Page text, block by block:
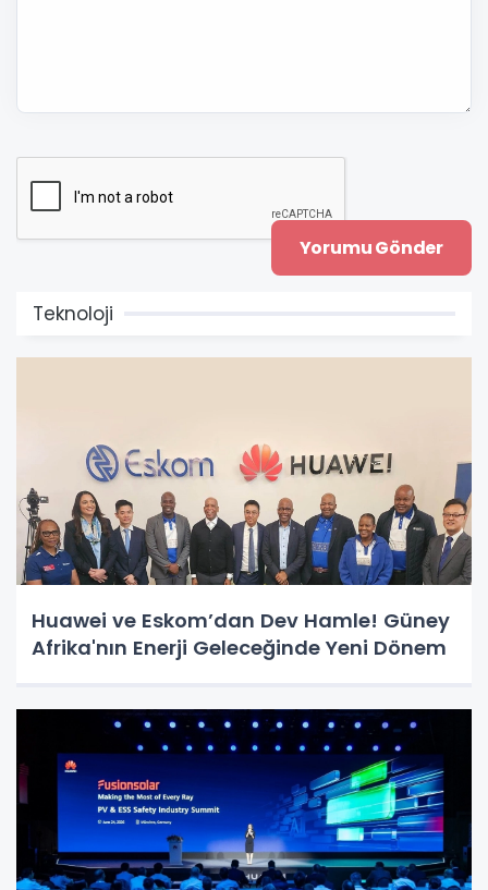
Teknoloji
Huawei ve Eskom’dan Dev Hamle! Güney
Afrika'nın Enerji Geleceğinde Yeni Dönem